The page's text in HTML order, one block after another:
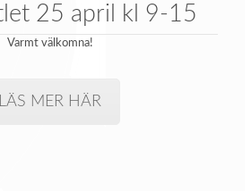
25 april kl 9-15
Varmt välkomna!
LÄS MER HÄR